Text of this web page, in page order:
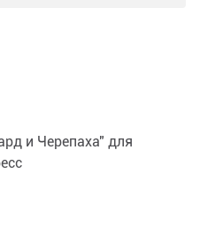
и Черепаха" для